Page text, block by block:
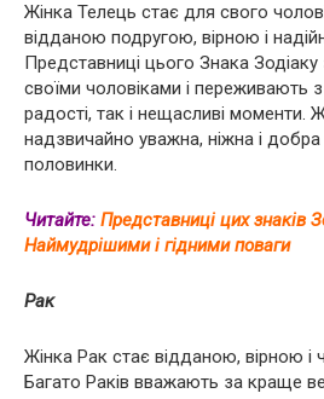
Жінка Телець стає для свого
відданою подругою, вірною і
Представниці цього Знака
своїми чоловіками і переживають
радості, так і нещасливі моменти.
надзвичайно уважна, ніжна і
половинки.
Читайте: Представниці цих знаків
Наймудрішими і гідними поваги
Pак
Жінка Pак стає відданою, вірною
Багато Pаків вважають за краще